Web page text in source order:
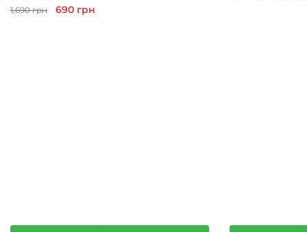
1,690грн
Оригінальна
690 грн